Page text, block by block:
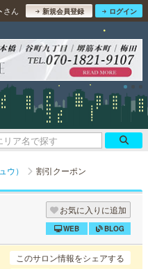
さん 新規会員登録 ログイン
ウ） 割引クーポン
お気に入りに追加
WEB BLOG
このサロン情報をシェアする